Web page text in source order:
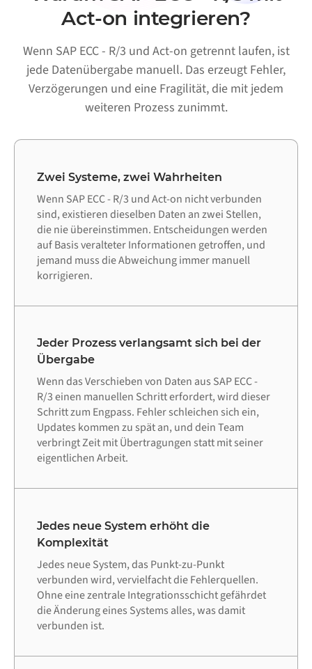
Act-on integrieren?
Wenn SAP ECC - R/3 und Act-on getrennt laufen, ist
jede Datenübergabe manuell. Das erzeugt Fehler,
Verzögerungen und eine Fragilität, die mit jedem
weiteren Prozess zunimmt.
Zwei Systeme, zwei Wahrheiten
Wenn SAP ECC - R/3 und Act-on nicht verbunden
sind, existieren dieselben Daten an zwei Stellen,
die nie übereinstimmen. Entscheidungen werden
auf Basis veralteter Informationen getroffen, und
jemand muss die Abweichung immer manuell
korrigieren.
Jeder Prozess verlangsamt sich bei der
Übergabe
Wenn das Verschieben von Daten aus SAP ECC -
R/3 einen manuellen Schritt erfordert, wird dieser
Schritt zum Engpass. Fehler schleichen sich ein,
Updates kommen zu spät an, und dein Team
verbringt Zeit mit Übertragungen statt mit seiner
eigentlichen Arbeit.
Jedes neue System erhöht die
Komplexität
Jedes neue System, das Punkt-zu-Punkt
verbunden wird, vervielfacht die Fehlerquellen.
Ohne eine zentrale Integrationsschicht gefährdet
die Änderung eines Systems alles, was damit
verbunden ist.